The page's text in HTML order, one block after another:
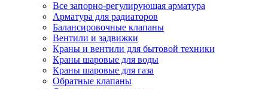
Все запорно-регулирующая арматура
Арматура для радиаторов
Балансировочные клапаны
Вентили и задвижки
Краны и вентили для бытовой техники
Краны шаровые для воды
Краны шаровые для газа
Обратные клапаны